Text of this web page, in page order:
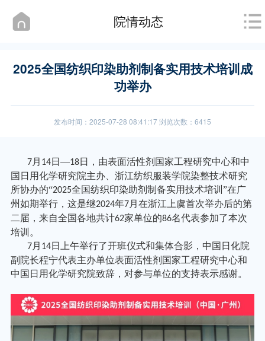
院情动态
2025全国纺织印染助剂制备实用技术培训成
功举办
发布时间：2025-07-28 08:41:17 浏览次数：6415
7月 14日—18日，由表面活性剂国家工程研究中心和中
国日用化学研究院主办、浙江纺织服装学院染整技术研究
所协办的“2025全国纺织印染助剂制备实用技术培训”在广
州如期举行，这是继2024年7月在浙江上虞首次举办后的第
二届，来自全国各地共计62家单位的86名代表参加了本次
培训。
7月 14日上午举行了开班仪式和集体合影，中国日化院
副院长程宁代表主办单位表面活性剂国家工程研究中心和
中国日用化学研究院致辞，对参与单位的支持表示感谢。